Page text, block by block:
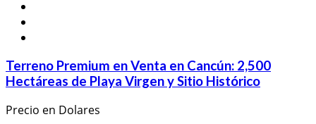
Terreno Premium en Venta en Cancún: 2,500
Hectáreas de Playa Virgen y Sitio Histórico
Precio en Dolares